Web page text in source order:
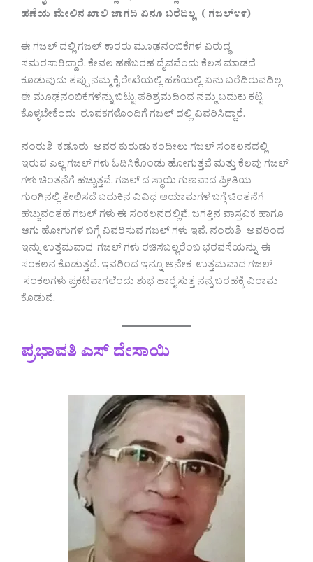
ಹಣೆಯ ಮೇಲಿನ ಖಾಲಿ ಜಾಗದಿ ಏನೂ ಬರೆದಿಲ್ಲ ( ಗಜಲ್೪೯)
ಈ ಗಜಲ್ ದಲ್ಲಿ ಗಜಲ್ ಕಾರರು ಮೂಢನಂಬಿಕೆಗಳ ವಿರುದ್ಧ
ಸಮರಸಾರಿದ್ದಾರೆ. ಕೇವಲ ಹಣೆಬರಹ ದೈವವೆಂದು ಕೆಲಸ ಮಾಡದೆ
ಕೂಡುವುದು ತಪ್ಪು ನಮ್ಮ ಕೈ ರೇಖೆಯಲ್ಲಿ ಹಣೆಯಲ್ಲಿ ಏನು ಬರೆದಿರುವದಿಲ್ಲ
ಈ ಮೂಢನಂಬಿಕೆಗಳನ್ನು ಬಿಟ್ಟು ಪರಿಶ್ರಮದಿಂದ ನಮ್ಮ ಬದುಕು ಕಟ್ಟಿ
ಕೊಳ್ಳಬೇಕೆಂದು ರೂಪಕಗಳೊಂದಿಗೆ ಗಜಲ್ ದಲ್ಲಿ ವಿವರಿಸಿದ್ದಾರೆ.
ನಂರುಶಿ ಕಡೂರು ಅವರ ಕುರುಡು ಕಂದೀಲು ಗಜಲ್ ಸಂಕಲನದಲ್ಲಿ
ಇರುವ ಎಲ್ಲ ಗಜಲ್ ಗಳು ಓದಿಸಿಕೊಂಡು ಹೋಗುತ್ತವೆ ಮತ್ತು ಕೆಲವು ಗಜಲ್
ಗಳು ಚಿಂತನೆಗೆ ಹಚ್ಚುತ್ತವೆ. ಗಜಲ್ ದ ಸ್ಥಾಯಿ ಗುಣವಾದ ಪ್ರೀತಿಯ
ಗುಂಗಿನಲ್ಲಿ ತೇಲಿಸದೆ ಬದುಕಿನ ವಿವಿಧ ಆಯಾಮಗಳ ಬಗ್ಗೆ ಚಿಂತನೆಗೆ
ಹಚ್ಚುವಂತಹ ಗಜಲ್ ಗಳು ಈ ಸಂಕಲನದಲ್ಲಿವೆ. ಜಗತ್ತಿನ ವಾಸ್ತವಿಕ ಹಾಗೂ
ಆಗು ಹೋಗುಗಳ ಬಗ್ಗೆ ವಿವರಿಸುವ ಗಜಲ್ ಗಳು ಇವೆ. ನಂರುಶಿ ಅವರಿಂದ
ಇನ್ನು ಉತ್ತಮವಾದ ಗಜಲ್ ಗಳು ರಚಿಸಬಲ್ಲರೆಂಬ ಭರವಸೆಯನ್ನು ಈ
ಸಂಕಲನ ಕೊಡುತ್ತದೆ. ಇವರಿಂದ ಇನ್ನೂ ಅನೇಕ ಉತ್ತಮವಾದ ಗಜಲ್
ಸಂಕಲಗಳು ಪ್ರಕಟವಾಗಲೆಂದು ಶುಭ ಹಾರೈಸುತ್ತ ನನ್ನ ಬರಹಕ್ಕೆ ವಿರಾಮ
ಕೊಡುವೆ.
ಪ್ರಭಾವತಿ ಎಸ್ ದೇಸಾಯಿ